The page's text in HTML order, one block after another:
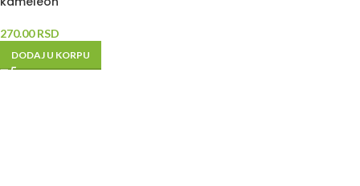
270.00RSD
DODAJ U KORPU